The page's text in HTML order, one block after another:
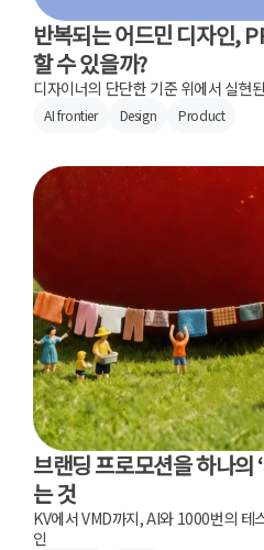
반복되는 어드민 디자인,
할 수 있을까?
디자이너의 단단한 기준 위에서 실현
AI frontier Design Product
브랜딩 프로모션을 하나의
는 것
KV에서 VMD까지, AI와 1000번의 테
인